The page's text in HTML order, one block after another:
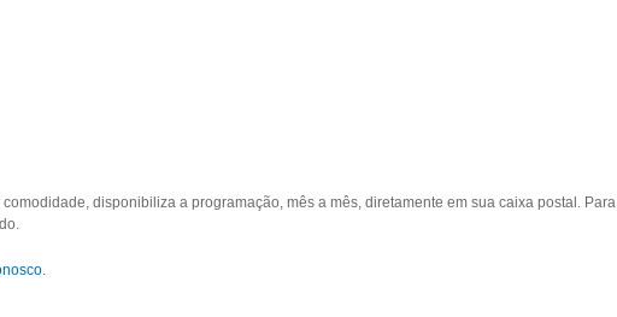
disponibiliza a programação, mês a mês, diretamente em sua caixa postal. Para
.